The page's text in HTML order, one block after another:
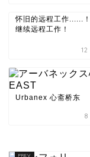
怀旧的远程工作......
继续远程工作！
12
Urbanex 心斋桥东
8